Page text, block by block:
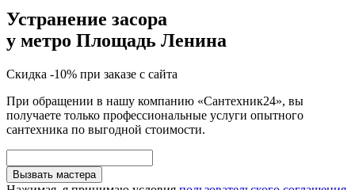
Устранение засора
у метро Площадь Ленина
Скидка -10% при заказе с сайта
При обращении в нашу компанию «Сантехник24», вы
получаете только профессиональные услуги опытного
сантехника по выгодной стоимости.
Вызвать мастера